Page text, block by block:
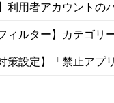
利用者アカウント
ィルター】カテゴリ
策設定】「禁止ア